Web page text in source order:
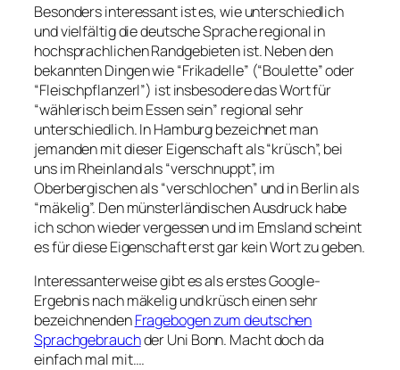
Besonders interessant ist es, wie unterschiedlich
und vielfältig die deutsche Sprache regional in
hochsprachlichen Randgebieten ist. Neben den
bekannten Dingen wie “Frikadelle” (“Boulette” oder
“Fleischpflanzerl”) ist insbesodere das Wort für
“wählerisch beim Essen sein” regional sehr
unterschiedlich. In Hamburg bezeichnet man
jemanden mit dieser Eigenschaft als “krüsch”, bei
uns im Rheinland als “verschnuppt”, im
Oberbergischen als “verschlochen” und in Berlin als
“mäkelig”. Den münsterländischen Ausdruck habe
ich schon wieder vergessen und im Emsland scheint
es für diese Eigenschaft erst gar kein Wort zu geben.
Interessanterweise gibt es als erstes Google-
Ergebnis nach mäkelig und krüsch einen sehr
bezeichnendenFragebogen zum deutschen
Sprachgebrauchder Uni Bonn. Macht doch da
einfach mal mit….